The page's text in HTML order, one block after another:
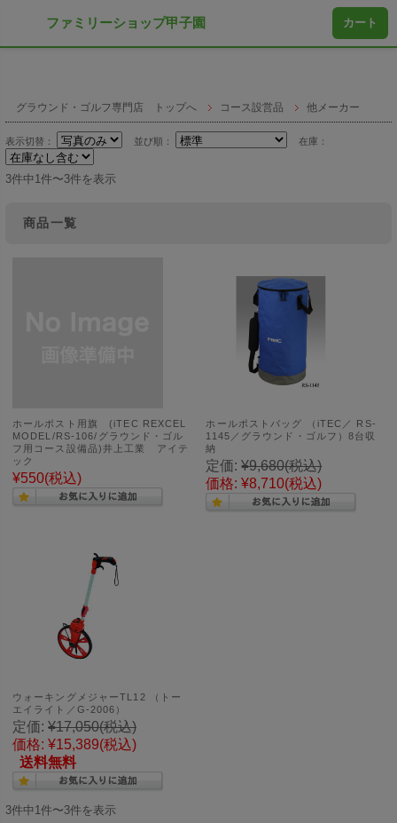
グラウンド・ゴルフ専門店 トップへ コース設営品 他メーカー
表示切替： 並び順： 在庫：
3件中1件〜3件を表示
商品一覧
ホールポスト用旗 (iTEC REXCEL
MODEL/RS-106/グラウンド・ゴル
フ用コース設備品)井上工業 アイテ
ック
¥550(税込)
ホールポストバッグ （iTEC／ RS-
1145／グラウンド・ゴルフ）8台収
納
定価: ¥9,680(税込)
価格: ¥8,710(税込)
ウォーキングメジャーTL12 （トー
エイライト／G-2006）
定価: ¥17,050(税込)
価格: ¥15,389(税込)
送料無料
3件中1件〜3件を表示
ファミリーショップ甲子園 カート